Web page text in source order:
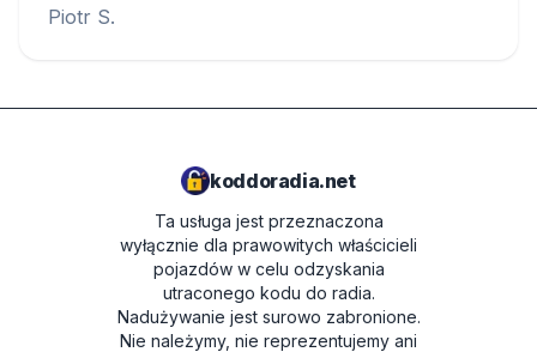
Piotr S.
koddoradia.net
Ta usługa jest przeznaczona
wyłącznie dla prawowitych właścicieli
pojazdów w celu odzyskania
utraconego kodu do radia.
Nadużywanie jest surowo zabronione.
Nie należymy, nie reprezentujemy ani